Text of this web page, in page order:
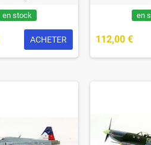
en stock
ACHETER
en
112,00 €